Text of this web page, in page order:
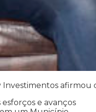
afirmou
e avanços